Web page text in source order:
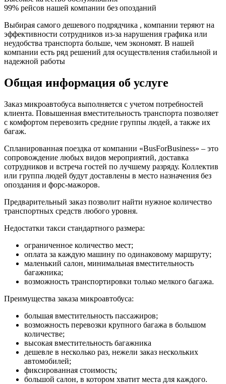
99% рейсов нашей компании без опозданий
Выбирая самого дешевого подрядчика , компании теряют на
эффективности сотрудников из-за нарушения графика или
неудобства транспорта больше, чем экономят. В нашей
компании есть ряд решений для осуществления стабильной и
надежной работы
Общая информация об услуге
Заказ микроавтобуса выполняется с учетом потребностей
клиента. Повышенная вместительность транспорта позволяет
с комфортом перевозить средние группы людей, а также их
багаж.
Спланированная поездка от компании «BusForBusiness» – это
сопровождение любых видов мероприятий, доставка
сотрудников и встреча гостей по лучшему разряду. Коллектив
или группа людей будут доставлены в место назначения без
опоздания и форс-мажоров.
Предварительный заказ позволит найти нужное количество
транспортных средств любого уровня.
Недостатки такси стандартного размера:
ограниченное количество мест;
оплата за каждую машину по одинаковому маршруту;
маленький салон, минимальная вместительность
багажника;
возможность транспортировки только мелкого багажа.
Преимущества заказа микроавтобуса:
большая вместительность пассажиров;
возможность перевозки крупного багажа в большом
количестве;
высокая вместительность багажника
дешевле в несколько раз, нежели заказ нескольких
автомобилей;
фиксированная стоимость;
большой салон, в котором хватит места для каждого.